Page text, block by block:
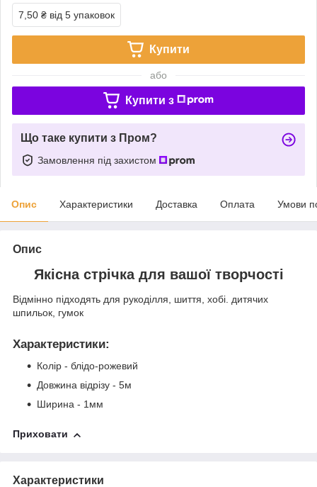
7,50 ₴ від 5 упаковок
Купити
або
Купити з
Що таке купити з Пром?
Замовлення під захистом
Опис Характеристики Доставка Оплата Умови
Опис
Якісна стрічка для вашої творчості
Відмінно підходять для рукоділля, шиття, хобі. дитячих
шпильок, гумок
Характеристики:
Колір - блідо-рожевий
Довжина відрізу - 5м
Ширина - 1мм
Приховати
Характеристики